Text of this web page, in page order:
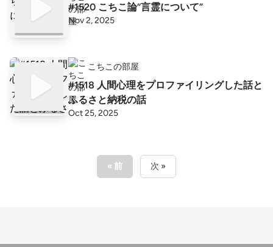
#1520 こちこ論“言霊について”
Nov 2, 2025
こちこの部屋
#1518 人間心理をプロファイリングした話と
ふるさと納税の話
Oct 25, 2025
« 前 次 »